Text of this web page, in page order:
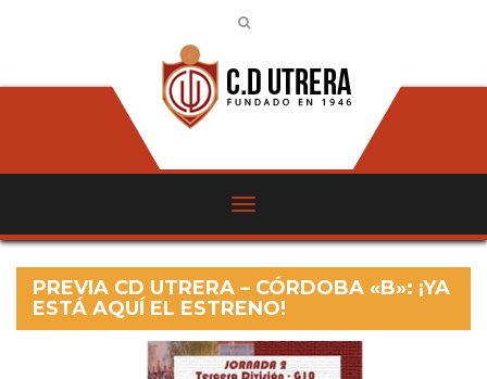
PREVIA CD UTRERA – CÓRDOBA «B»: ¡YA
ESTÁ AQUÍ EL ESTRENO!